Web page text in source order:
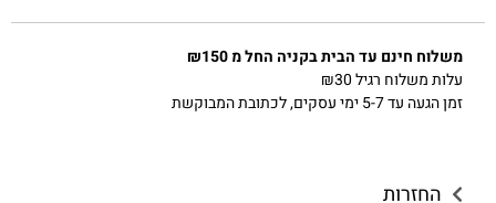
משלוח חינם עד הבית בקניה החל מ ₪150
עלות משלוח רגיל ₪30
זמן הגעה עד 5-7 ימי עסקים, לכתובת המבוקשת
החזרות